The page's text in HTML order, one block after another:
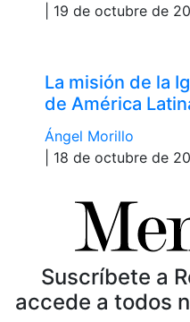
| 19 de octubre de
La misión de la
de América
Ángel Morillo
| 18 de octubre de
Suscríbete a
accede a todos